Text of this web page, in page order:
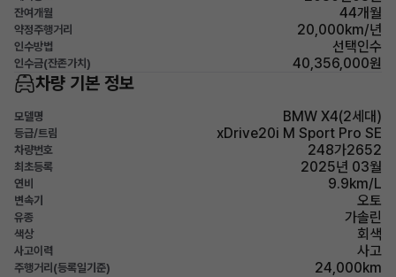
잔여개월 44개월
약정주행거리 20,000km/년
인수방법 선택인수
인수금(잔존가치) 40,356,000원
차량 기본 정보
모델명 BMW X4(2세대)
등급/트림 xDrive20i M Sport Pro SE
차량번호 248가2652
최초등록 2025년 03월
연비 9.9km/L
변속기 오토
유종 가솔린
색상 회색
사고이력 사고
주행거리(등록일기준) 24,000km